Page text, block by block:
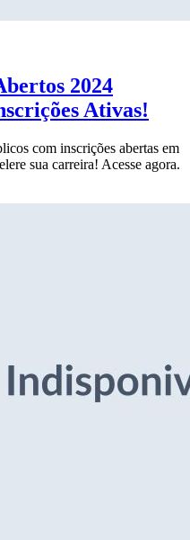
2024
Ativas!
com inscrições abertas em
sua carreira! Acesse agora.